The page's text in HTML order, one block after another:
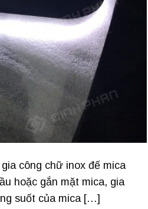
công chữ inox đế mica
hoặc gắn mặt mica, gia
suốt của mica […]